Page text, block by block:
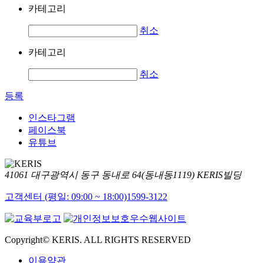
카테고리
취소
카테고리
취소
등록
인스타그램
페이스북
유튜브
41061 대구광역시 동구 동내로 64(동내동1119) KERIS빌딩
고객센터 (평일: 09:00 ~ 18:00)1599-3122
Copyright© KERIS. ALL RIGHTS RESERVED
이용약관